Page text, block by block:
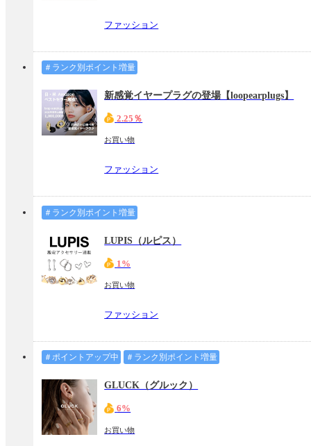
ファッション
＃ランク別ポイント増量
新感覚イヤープラグの登場【loopearplugs】
2.25％
お買い物
ファッション
＃ランク別ポイント増量
LUPIS（ルピス）
1%
お買い物
ファッション
＃ポイントアップ中 ＃ランク別ポイント増量
GLUCK（グルック）
6%
お買い物